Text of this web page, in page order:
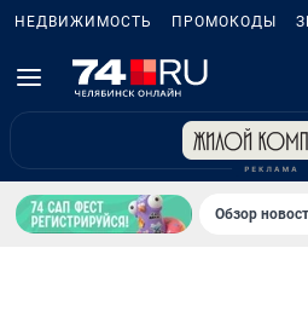
НЕДВИЖИМОСТЬ ПРОМОКОДЫ
Обзор